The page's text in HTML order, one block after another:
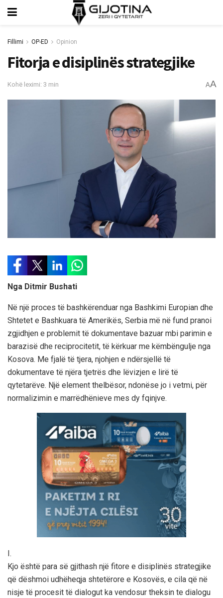
Fillimi OP-ED Opinion
Fitorja e disiplinës strategjike
Kohë leximi: 3 min AA
Nga Ditmir Bushati
Në një proces të bashkërenduar nga Bashkimi Europian dhe
Shtetet e Bashkuara të Amerikës, Serbia më në fund pranoi
zgjidhjen e problemit të dokumentave bazuar mbi parimin e
barazisë dhe reciprocitetit, të kërkuar me këmbëngulje nga
Kosova. Me fjalë të tjera, njohjen e ndërsjellë të
dokumentave të njëra tjetrës dhe lëvizjen e lirë të
qytetarëve. Një element thelbësor, ndonëse jo i vetmi, për
normalizimin e marrëdhënieve mes dy fqinjve.
I.
Kjo është para së gjithash një fitore e disiplinës strategjike
që dëshmoi udhëheqja shtetërore e Kosovës, e cila që në
nisje të procesit të dialogut ka vendosur theksin te dialogu